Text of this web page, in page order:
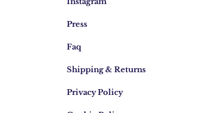
Press
Faq
Shipping & Returns
Privacy Policy